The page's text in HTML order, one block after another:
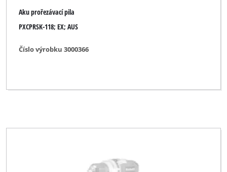
Aku prořezávací pila
PXCPRSK-118; EX; AUS
Číslo výrobku 3000366